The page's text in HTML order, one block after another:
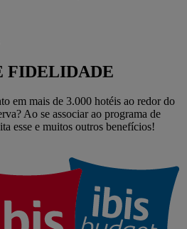
FIDELIDADE
em mais de 3.000 hotéis ao redor do
Ao se associar ao programa de
esse e muitos outros benefícios!